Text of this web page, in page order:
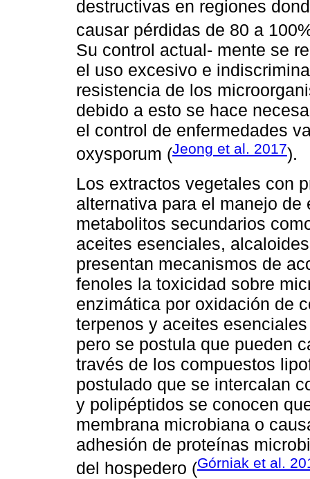
destructivas en regiones
causar pérdidas de 80 a
Su control actual- mente se
el uso excesivo e
resistencia de los
debido a esto se hace
el control de enfermedades
oxysporum (Jeong et al. 2017).
Los extractos vegetales con
alternativa para el manejo
metabolitos secundarios
aceites esenciales,
presentan mecanismos de
fenoles la toxicidad sobre
enzimática por oxidación de
terpenos y aceites
pero se postula que pueden
través de los compuestos
postulado que se intercalan
y polipéptidos se conocen
membrana microbiana o
adhesión de proteínas
del hospedero (Górniak et al.